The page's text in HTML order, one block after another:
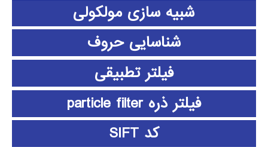
شبیه سازی مولکولی
شناسایی حروف
فیلتر تطبیقی
فیلتر ذره particle filter
کد SIFT